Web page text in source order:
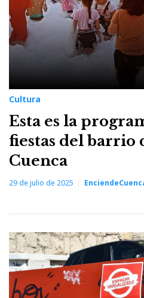
Cultura
Esta es la
fiestas del barrio
Cuenca
29 de julio de 2025